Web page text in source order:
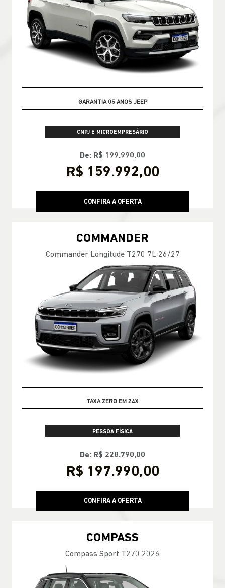
OPORTUNIDADE
CNPJ E MICROEMPRESÁRIO
De: R$ 199.990,00
R$ 159.992,00
CONFIRA A OFERTA
COMMANDER
Commander Longitude T270 7L 26/27
OPORTUNIDADE
PESSOA FÍSICA
De: R$ 228.790,00
R$ 197.990,00
CONFIRA A OFERTA
COMPASS
Compass Sport T270 2026